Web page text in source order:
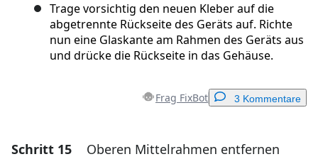
Trage vorsichtig den neuen Kleber auf die
abgetrennte Rückseite des Geräts auf. Richte
nun eine Glaskante am Rahmen des Geräts aus
und drücke die Rückseite in das Gehäuse.
Frag FixBot 3 Kommentare
Einen Kommentar hinzufügen
Schritt 15 Oberen Mittelrahmen entfernen